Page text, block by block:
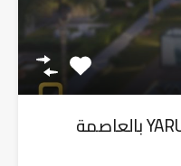
شقة سكنية في كومباوند YARU بالعاصمة